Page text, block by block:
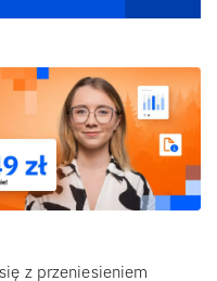
z przeniesieniem